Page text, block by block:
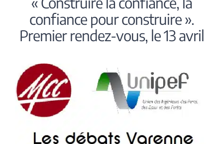
Qui sommes nous ?
Spiritualité
Membres
confiance pour construire ».
Premier rendez-vous, le 13 avril